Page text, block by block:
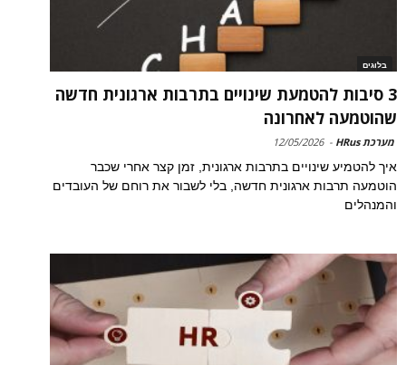
בלוגים
3 סיבות להטמעת שינויים בתרבות ארגונית חדשה
שהוטמעה לאחרונה
מערכת HRus -
12/05/2026
איך להטמיע שינויים בתרבות ארגונית, זמן קצר אחרי שכבר
הוטמעה תרבות ארגונית חדשה, בלי לשבור את רוחם של העובדים
והמנהלים